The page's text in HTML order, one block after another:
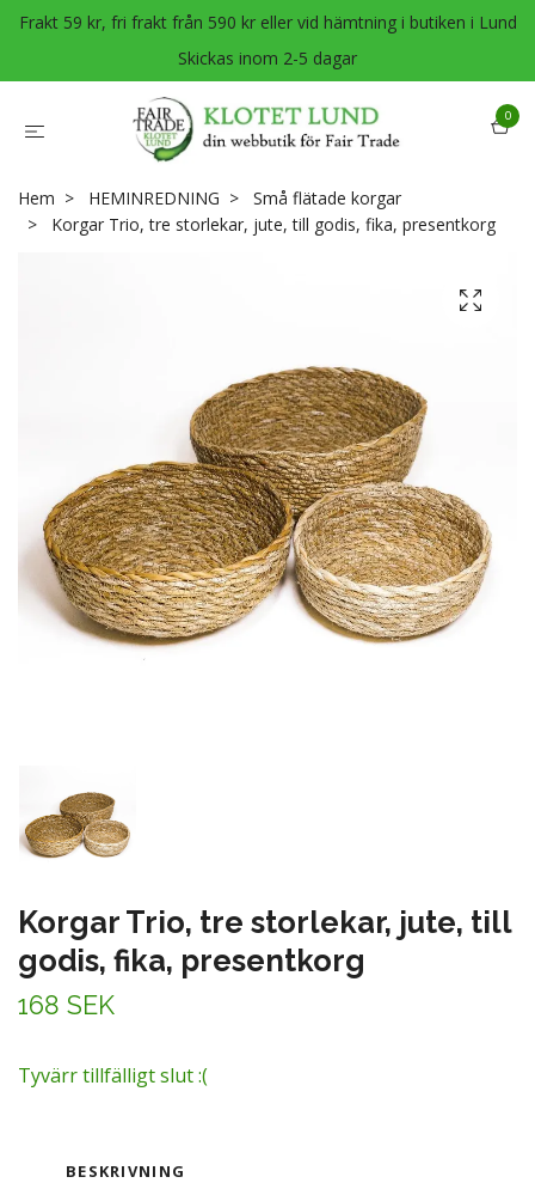
Frakt 59 kr, fri frakt från 590 kr eller vid hämtning i butiken i Lund
Skickas inom 2-5 dagar
0
Hem HEMINREDNING
Små flätade korgar
Korgar Trio, tre storlekar, jute, till godis, fika, presentkorg
Korgar Trio, tre storlekar, jute, till
godis, fika, presentkorg
168 SEK
Tyvärr tillfälligt slut :(
BESKRIVNING